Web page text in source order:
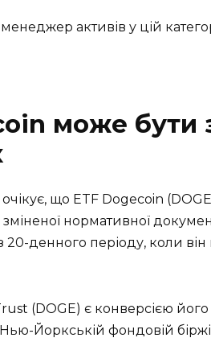
активів у цій
може
що ETF Dogecoin
нормативної
20-денного періоду, коли
(DOGE) є конверсією
Йоркській фондовій